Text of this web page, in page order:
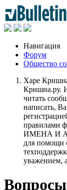
Навигация
Форум
Общество
Харе
Кришна.ру.
читать
написать,
ИМЕНА И
для помощи
уважением,